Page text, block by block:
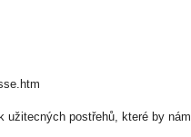
užitecných postřehů, které by nám